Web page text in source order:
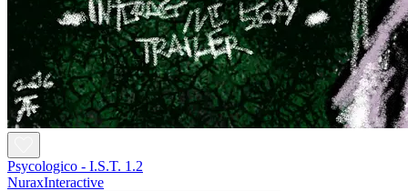
Psycologico - I.S.T. 1.2
NuraxInteractive